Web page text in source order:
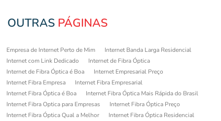
OUTRAS PÁGINAS
Empresa de Internet Perto de Mim
Internet Banda Larga Residencial
Internet com Link Dedicado
Internet de Fibra Óptica
Internet de Fibra Óptica é Boa
Internet Empresarial Preço
Internet Fibra Empresa
Internet Fibra Empresarial
Internet Fibra Óptica é Boa
Internet Fibra Óptica Mais Rápida do Brasil
Internet Fibra Optica para Empresas
Internet Fibra Óptica Preço
Internet Fibra Óptica Qual a Melhor
Internet Fibra Óptica Residencial